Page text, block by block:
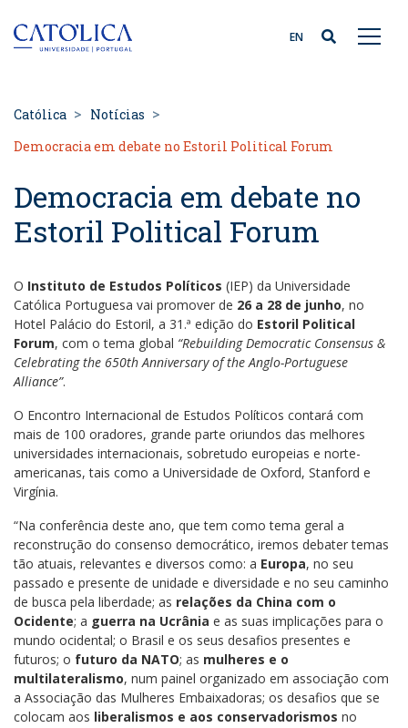
EN
Católica
Notícias
Democracia em debate no Estoril Political Forum
Democracia em debate no
Estoril Political Forum
O Instituto de Estudos Políticos (IEP) da Universidade
Católica Portuguesa vai promover de 26 a 28 de junho, no
Hotel Palácio do Estoril, a 31.ª edição do Estoril Political
Forum, com o tema global “Rebuilding Democratic Consensus &
Celebrating the 650th Anniversary of the Anglo-Portuguese
Alliance”.
O Encontro Internacional de Estudos Políticos contará com
mais de 100 oradores, grande parte oriundos das melhores
universidades internacionais, sobretudo europeias e norte-
americanas, tais como a Universidade de Oxford, Stanford e
Virgínia.
“Na conferência deste ano, que tem como tema geral a
reconstrução do consenso democrático, iremos debater temas
tão atuais, relevantes e diversos como: a Europa, no seu
passado e presente de unidade e diversidade e no seu caminho
de busca pela liberdade; as relações da China com o
Ocidente; a guerra na Ucrânia e as suas implicações para o
mundo ocidental; o Brasil e os seus desafios presentes e
futuros; o futuro da NATO; as mulheres e o
multilateralismo, num painel organizado em associação com
a Associação das Mulheres Embaixadoras; os desafios que se
colocam aos liberalismos e aos conservadorismos no